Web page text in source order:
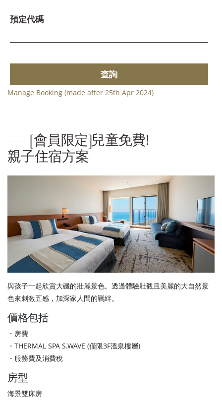
預定代碼
查詢
Manage Booking (made after 25th Apr 2024)
[會員限定]兒童免費!
親子住宿方案
與孩子一起欣賞大磯的壯麗景色。透過體驗壯觀且美麗的大自然景
色來刺激五感，加深家人間的羈絆。
價格包括
・房費
・THERMAL SPA S.WAVE (僅限3F溫泉樓層)
・服務費及消費稅
房型
海景雙床房